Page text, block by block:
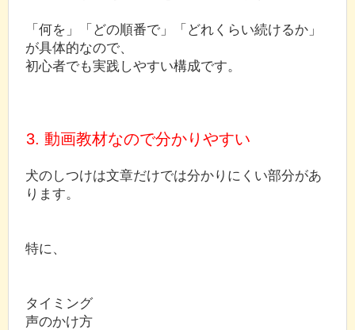
「何を」「どの順番で」「どれくらい続けるか」
が具体的なので、
初心者でも実践しやすい構成です。
3. 動画教材なので分かりやすい
犬のしつけは文章だけでは分かりにくい部分があ
ります。
特に、
タイミング
声のかけ方